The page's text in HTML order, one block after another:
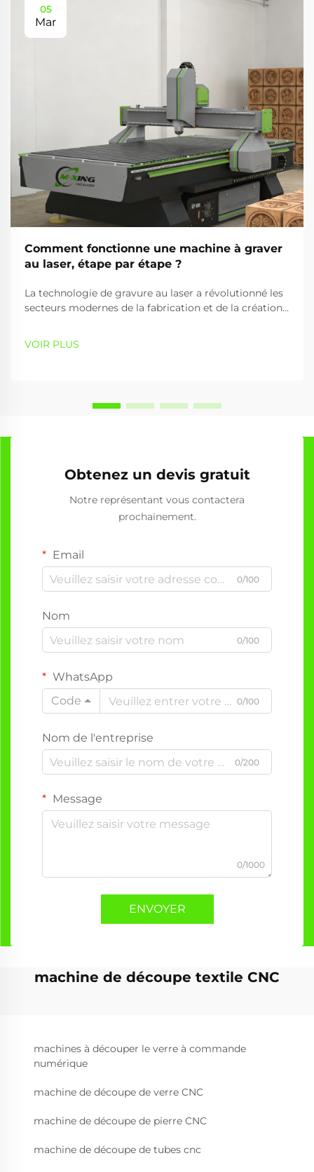
05
Mar
Comment fonctionne une machine à graver
au laser, étape par étape ?
La technologie de gravure au laser a révolutionné les
secteurs modernes de la fabrication et de la création
graver utilise des faisceaux laser focalisés pour créer
VOIR PLUS
Obtenez un devis gratuit
Notre représentant vous contactera
prochainement.
Email
0/100
Nom
0/100
WhatsApp
Code
0/100
Nom de l'entreprise
0/200
Message
0/1000
ENVOYER
machine de découpe textile CNC
machines à découper le verre à commande
numérique
machine de découpe de verre CNC
machine de découpe de pierre CNC
machine de découpe de tubes cnc